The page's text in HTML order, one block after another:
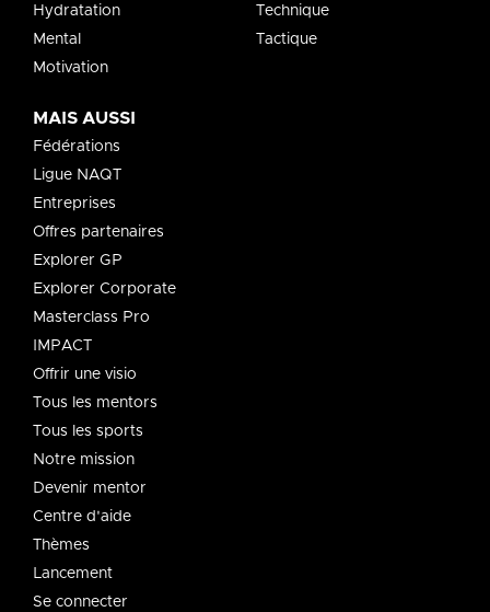
Hydratation
Mental
Motivation
Technique
Tactique
MAIS AUSSI
Fédérations
Ligue NAQT
Entreprises
Offres partenaires
Explorer GP
Explorer Corporate
Masterclass Pro
IMPACT
Offrir une visio
Tous les mentors
Tous les sports
Notre mission
Devenir mentor
Centre d'aide
Thèmes
Lancement
Se connecter